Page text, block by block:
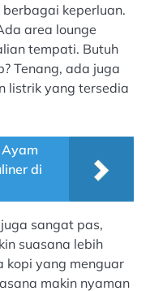
keperluan.
area lounge
tempati. Butuh
Tenang, ada juga
listrik yang tersedia
di
sangat pas,
suasana lebih
kopi yang menguar
makin nyaman